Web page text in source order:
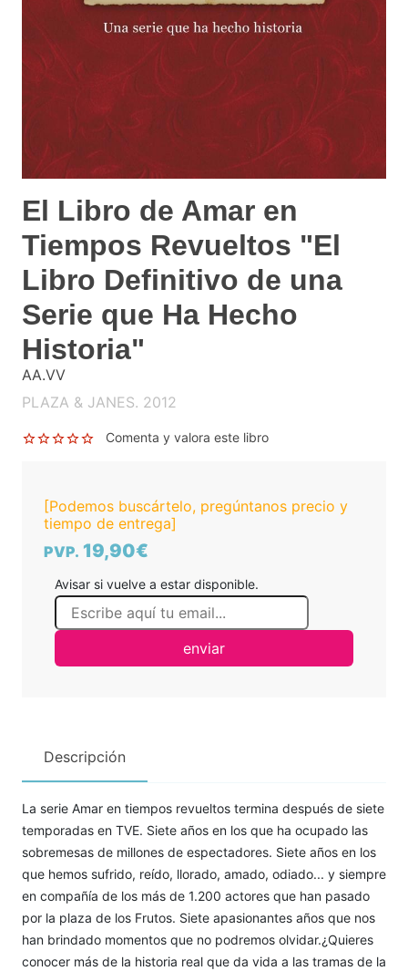
El Libro de Amar en
Tiempos Revueltos "El
Libro Definitivo de una
Serie que Ha Hecho
Historia"
AA.VV
PLAZA & JANES. 2012
Comenta y valora este libro
[Podemos buscártelo, pregúntanos precio y
tiempo de entrega]
PVP. 19,90€
Avisar si vuelve a estar disponible.
enviar
Descripción
La serie Amar en tiempos revueltos termina después de siete
temporadas en TVE. Siete años en los que ha ocupado las
sobremesas de millones de espectadores. Siete años en los
que hemos sufrido, reído, llorado, amado, odiado... y siempre
en compañía de los más de 1.200 actores que han pasado
por la plaza de los Frutos. Siete apasionantes años que nos
han brindado momentos que no podremos olvidar.¿Quieres
conocer más de la historia real que da vida a las tramas de la